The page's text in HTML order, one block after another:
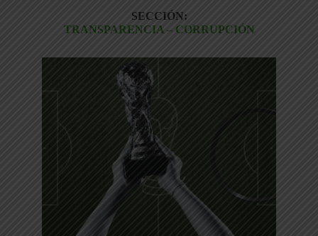
SECCIÓN:
TRANSPARENCIA – CORRUPCIÓN